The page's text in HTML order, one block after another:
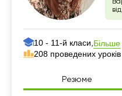
10 - 11-й класи, Більше
208 проведених уроків
Резюме